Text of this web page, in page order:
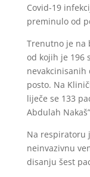
Covid-19
preminulo od
Trenutno je na
od kojih je 196
posto. Na
liječe se 133
Abdulah
Na respiratoru
neinvazivnu
disanju šest